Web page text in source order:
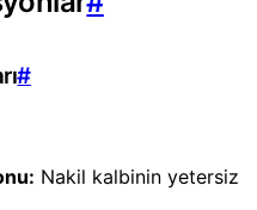
#
Nakil kalbinin yetersiz